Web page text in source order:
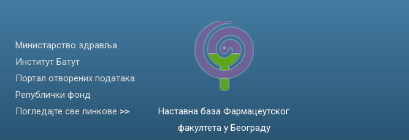
Министарство здравља
Институт Батут
Портал отворених података
Републички фонд
Погледајте све линкове >>
Наставна база Фармацеутског
факултета у Београду